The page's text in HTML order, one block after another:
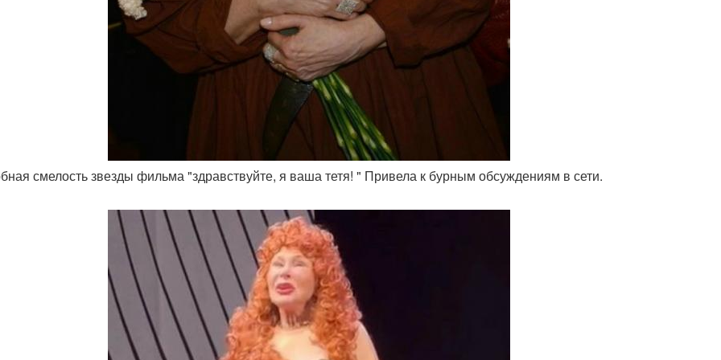
смелость звезды фильма "здравствуйте, я ваша тетя! " Привела к бурным обсуждениям в сети.